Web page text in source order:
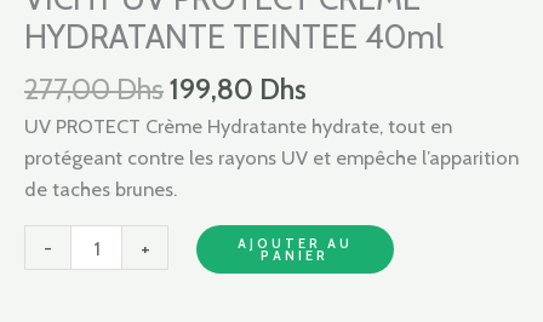
HYDRATANTE TEINTEE 40ml
277,00Dhs199,80 Dhs
UV PROTECT Crème Hydratante hydrate, tout en
protégeant contre les rayons UV et empêche l’apparition
de taches brunes.
-
CREME
HYDRATANTE
40ml
+ AJOUTER AU
PANIER